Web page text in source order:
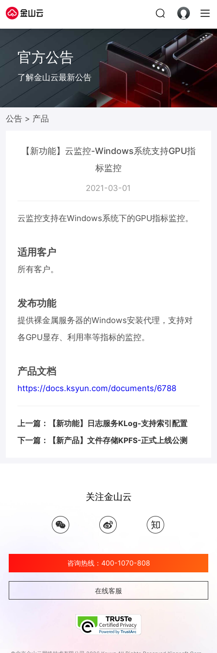
官方公告
了解金山云最新公告
公告> 产品
【新功能】云监控-Windows系统支持GPU指
标监控
2021-03-01
云监控支持在Windows系统下的GPU指标监控。
适用客户
所有客户。
发布功能
提供裸金属服务器的Windows安装代理，支持对
各GPU显存、利用率等指标的监控。
产品文档
https://docs.ksyun.com/documents/6788
上一篇：【新功能】日志服务KLog-支持索引配置
下一篇：【新产品】文件存储KPFS-正式上线公测
关注金山云
咨询热线：400-1070-808
在线客服